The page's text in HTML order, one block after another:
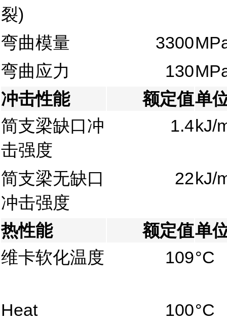
裂)
弯曲模量 3300
弯曲应力
130
冲击性能
额定值单
简支梁缺口冲
击强度
1.4kJ/
简支梁无缺口
冲击强度
22kJ/
热性能 额定值单
维卡软化温度
109°C
Heat 100°C